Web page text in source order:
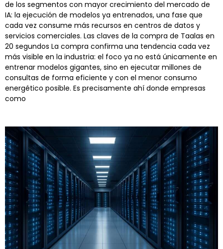
de los segmentos con mayor crecimiento del mercado de
IA: la ejecución de modelos ya entrenados, una fase que
cada vez consume más recursos en centros de datos y
servicios comerciales. Las claves de la compra de Taalas en
20 segundos La compra confirma una tendencia cada vez
más visible en la industria: el foco ya no está únicamente en
entrenar modelos gigantes, sino en ejecutar millones de
consultas de forma eficiente y con el menor consumo
energético posible. Es precisamente ahí donde empresas
como